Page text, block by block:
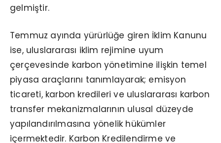
gelmiştir.
Temmuz ayında yürürlüğe giren İklim Kanunu
ise, uluslararası iklim rejimine uyum
çerçevesinde karbon yönetimine ilişkin temel
piyasa araçlarını tanımlayarak; emisyon
ticareti, karbon kredileri ve uluslararası karbon
transfer mekanizmalarının ulusal düzeyde
yapılandırılmasına yönelik hükümler
içermektedir. Karbon Kredilendirme ve